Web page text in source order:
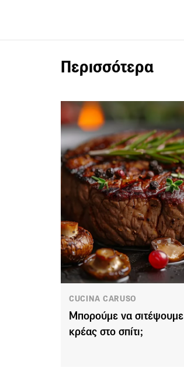
Περισσότερα
CUCINA CARUSO
Μπορούμε να σιτέψουμε
κρέας στο σπίτι;